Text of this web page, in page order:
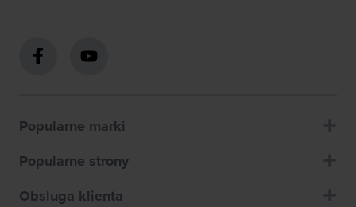
Popularne marki
Popularne strony
Obsluga klienta